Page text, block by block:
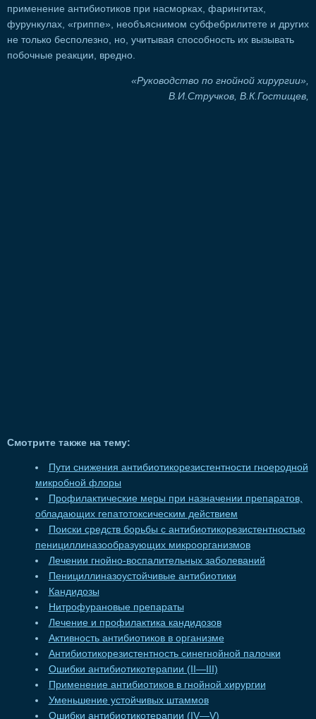
применение антибиотиков при насморках, фарингитах,
фурункулах, «гриппе», необъяснимом субфебрилитете и других
не только бесполезно, но, учитывая способность их вызывать
побочные реакции, вредно.
«Руководство по гнойной хирургии»,
В.И.Стручков, В.К.Гостищев,
Смотрите также на тему:
Пути снижения антибиотикорезистентности гноеродной
микробной флоры
Профилактические меры при назначении препаратов,
обладающих гепатотоксическим действием
Поиски средств борьбы с антибиотикорезистентностью
пенициллиназообразующих микроорганизмов
Лечении гнойно-воспалительных заболеваний
Пенициллиназоустойчивые антибиотики
Кандидозы
Нитрофурановые препараты
Лечение и профилактика кандидозов
Активность антибиотиков в организме
Антибиотикорезистентность синегнойной палочки
Ошибки антибиотикотерапии (II—III)
Применение антибиотиков в гнойной хирургии
Уменьшение устойчивых штаммов
Ошибки антибиотикотерапии (IV—V)